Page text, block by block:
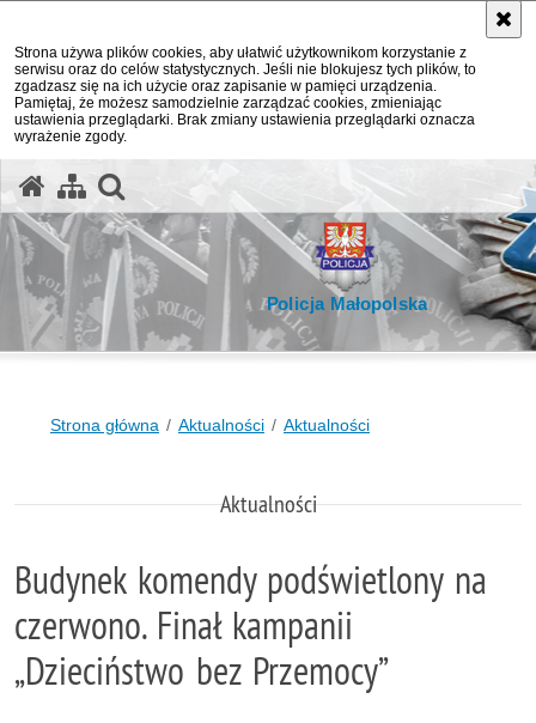
Strona używa plików cookies, aby ułatwić użytkownikom korzystanie z
serwisu oraz do celów statystycznych. Jeśli nie blokujesz tych plików, to
zgadzasz się na ich użycie oraz zapisanie w pamięci urządzenia.
Pamiętaj, że możesz samodzielnie zarządzać cookies, zmieniając
ustawienia przeglądarki. Brak zmiany ustawienia przeglądarki oznacza
wyrażenie zgody.
Policja Małopolska
Strona główna Aktualności Aktualności
Aktualności
Budynek komendy podświetlony na
czerwono. Finał kampanii
„Dzieciństwo bez Przemocy”